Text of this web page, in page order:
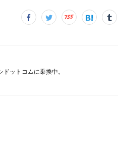
ットコムに乗換中。